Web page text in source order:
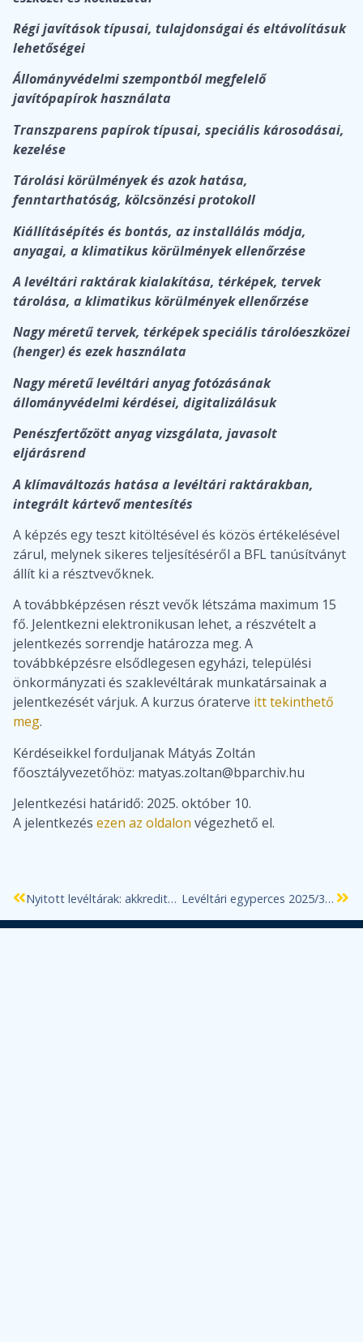
Régi javítások típusai, tulajdonságai és eltávolításuk
lehetőségei
Állományvédelmi szempontból megfelelő
javítópapírok használata
Transzparens papírok típusai, speciális károsodásai,
kezelése
Tárolási körülmények és azok hatása,
fenntarthatóság, kölcsönzési protokoll
Kiállításépítés és bontás, az installálás módja,
anyagai, a klimatikus körülmények ellenőrzése
A levéltári raktárak kialakítása, térképek, tervek
tárolása, a klimatikus körülmények ellenőrzése
Nagy méretű tervek, térképek speciális tárolóeszközei
(henger) és ezek használata
Nagy méretű levéltári anyag fotózásának
állományvédelmi kérdései, digitalizálásuk
Penészfertőzött anyag vizsgálata, javasolt
eljárásrend
A klímaváltozás hatása a levéltári raktárakban,
integrált kártevő mentesítés
A képzés egy teszt kitöltésével és közös értékelésével
zárul, melynek sikeres teljesítéséről a BFL tanúsítványt
állít ki a résztvevőknek.
A továbbképzésen részt vevők létszáma maximum 15
fő. Jelentkezni elektronikusan lehet, a részvételt a
jelentkezés sorrendje határozza meg. A
továbbképzésre elsődlegesen egyházi, települési
önkormányzati és szaklevéltárak munkatársainak a
jelentkezését várjuk. A kurzus óraterve itt tekinthető
meg.
Kérdéseikkel forduljanak Mátyás Zoltán
főosztályvezetőhöz: matyas.zoltan@bparchiv.hu
Jelentkezési határidő: 2025. október 10.
A jelentkezés ezen az oldalon végezhető el.
Nyitott levéltárak: akkreditált továbbképzés levéltárosok számára a BFL-ben Levéltári egyperces 2025/33. Budapesti Művészeti Hetek